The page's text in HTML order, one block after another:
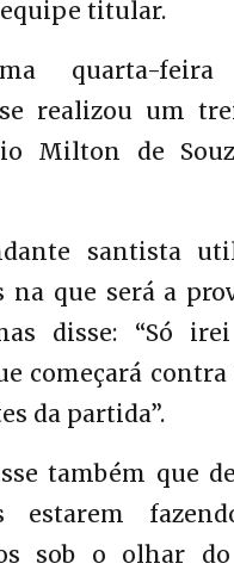
titular.
quarta-
realizou um
Milton de
santista
na que será a
disse: “Só
começará contra
da partida”.
também que
estarem
sob o olhar